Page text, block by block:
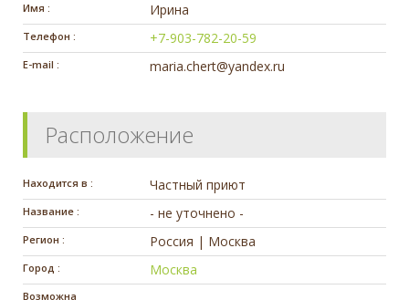
Имя : Ирина
Телефон : +7-903-782-20-59
E-mail : maria.chert@yandex.ru
Расположение
Находится в : Частный приют
Название : - не уточнено -
Регион : Россия | Москва
Город : Москва
Возможна